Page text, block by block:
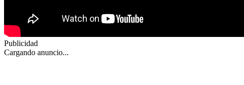
Publicidad
Cargando anuncio...